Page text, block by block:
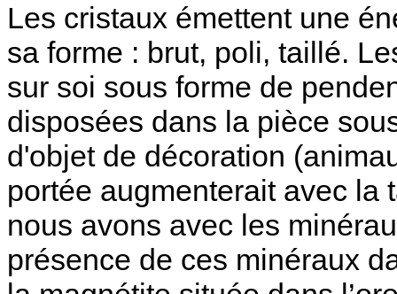
Les cristaux émettent une
sa forme : brut, poli, taillé.
sur soi sous forme de
disposées dans la pièce
d'objet de décoration
portée augmenterait avec la
nous avons avec les
présence de ces minéraux